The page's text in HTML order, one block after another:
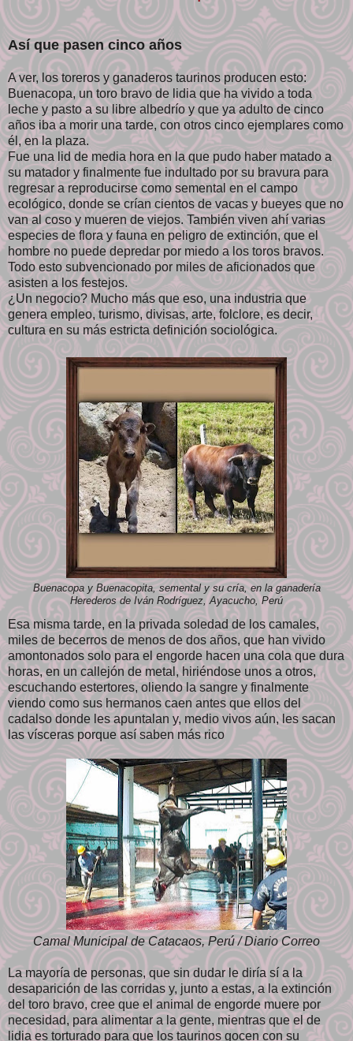
Así que pasen cinco años
A ver, los toreros y ganaderos taurinos producen esto:
Buenacopa, un toro bravo de lidia que ha vivido a toda
leche y pasto a su libre albedrío y que ya adulto de cinco
años iba a morir una tarde, con otros cinco ejemplares como
él, en la plaza.
Fue una lid de media hora en la que pudo haber matado a
su matador y finalmente fue indultado por su bravura para
regresar a reproducirse como semental en el campo
ecológico, donde se crían cientos de vacas y bueyes que no
van al coso y mueren de viejos. También viven ahí varias
especies de flora y fauna en peligro de extinción, que el
hombre no puede depredar por miedo a los toros bravos.
Todo esto subvencionado por miles de aficionados que
asisten a los festejos.
¿Un negocio? Mucho más que eso, una industria que
genera empleo, turismo, divisas, arte, folclore, es decir,
cultura en su más estricta definición sociológica.
Buenacopa y Buenacopita, semental y su cría, en la ganadería
Herederos de Iván Rodríguez, Ayacucho, Perú
Esa misma tarde, en la privada soledad de los camales,
miles de becerros de menos de dos años, que han vivido
amontonados solo para el engorde hacen una cola que dura
horas, en un callejón de metal, hiriéndose unos a otros,
escuchando estertores, oliendo la sangre y finalmente
viendo como sus hermanos caen antes que ellos del
cadalso donde les apuntalan y, medio vivos aún, les sacan
las vísceras porque así saben más rico
Camal Municipal de Catacaos, Perú / Diario Correo
La mayoría de personas, que sin dudar le diría sí a la
desaparición de las corridas y, junto a estas, a la extinción
del toro bravo, cree que el animal de engorde muere por
necesidad, para alimentar a la gente, mientras que el de
lidia es torturado para que los taurinos gocen con su